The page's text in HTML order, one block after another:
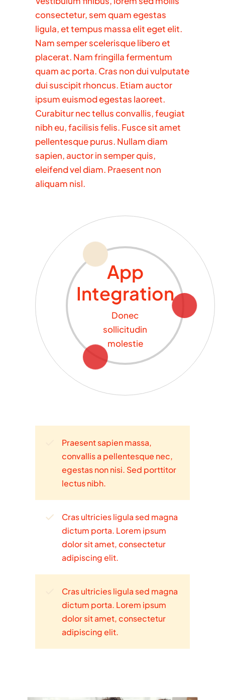
consectetur, sem quam egestas
ligula, et tempus massa elit eget elit.
Nam semper scelerisque libero et
placerat. Nam fringilla fermentum
quam ac porta. Cras non dui vulputate
dui suscipit rhoncus. Etiam auctor
ipsum euismod egestas laoreet.
Curabitur nec tellus convallis, feugiat
nibh eu, facilisis felis. Fusce sit amet
pellentesque purus. Nullam diam
sapien, auctor in semper quis,
eleifend vel diam. Praesent non
aliquam nisl.
App
Integration
Donec
sollicitudin
molestie
Praesent sapien massa,
convallis a pellentesque nec,
egestas non nisi. Sed porttitor
lectus nibh.
Cras ultricies ligula sed magna
dictum porta. Lorem ipsum
dolor sit amet, consectetur
adipiscing elit.
Cras ultricies ligula sed magna
dictum porta. Lorem ipsum
dolor sit amet, consectetur
adipiscing elit.